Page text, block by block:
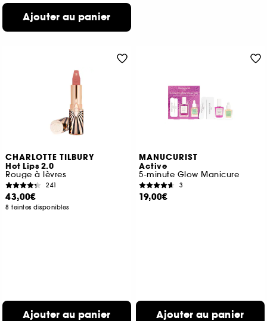
Ajouter au panier
CHARLOTTE TILBURY
Hot Lips 2.0
Rouge à lèvres
241
43,00€
8 teintes disponibles
Ajouter au panier
MANUCURIST
Active
5-minute Glow Manicure
3
19,00€
Ajouter au panier